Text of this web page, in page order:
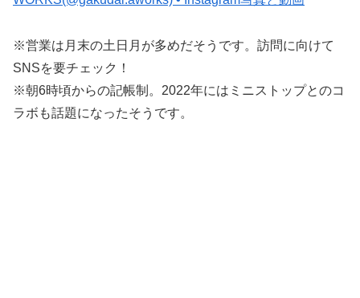
※営業は月末の土日月が多めだそうです。訪問に向けて
SNSを要チェック！
※朝6時頃からの記帳制。2022年にはミニストップとのコ
ラボも話題になったそうです。